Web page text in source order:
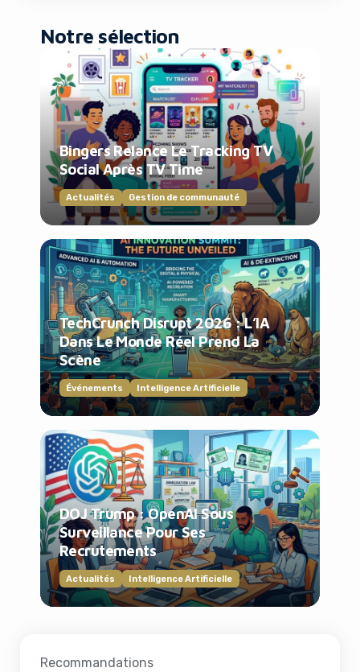
Notre sélection
Bingers Relance Le Tracking TV
Social Après TV Time
Actualités Gestion de communauté
TechCrunch Disrupt 2026 : L’IA
Dans Le Monde Réel Prend La
Scène
Événements Intelligence Artificielle
DOJ Trump : OpenAI Sous
Surveillance Pour Ses
Recrutements
Actualités Intelligence Artificielle
Recommandations